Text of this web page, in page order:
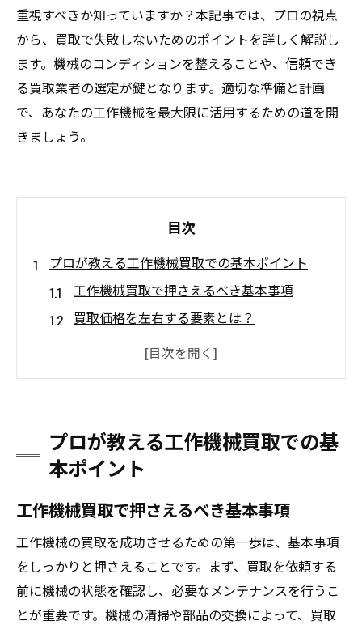
重視すべきか知っていますか？本記事では、プロの視点
から、買取で失敗しないためのポイントを詳しく解説し
ます。機械のコンディションを整えることや、信頼でき
る買取業者の選定が鍵となります。適切な準備と計画
で、あなたの工作機械を最大限に活用するための道を開
きましょう。
目次
プロが教える工作機械買取での基本ポイント
工作機械買取で押さえるべき基本事項
買取価格を左右する要素とは？
プロが推奨する機械のメンテナンス
リサイクルと再利用の視点を持つ
失敗しないための工作機械の状態チェック法
機械の劣化状態を正確に把握する方法
重要な部品の動作確認リスト
見逃しがちな内部構造の点検法
故障の兆候を見逃さないチェックポイント
第三者による専門評価の活用
外観から状態を判断するプロの技
プロが教える工作機械買取での基
本ポイント
工作機械買取で押さえるべき基本事項
工作機械の買取を成功させるための第一歩は、基本事項
をしっかりと押さえることです。まず、買取を依頼する
前に機械の状態を確認し、必要なメンテナンスを行うこ
とが重要です。機械の清掃や部品の交換によって、買取